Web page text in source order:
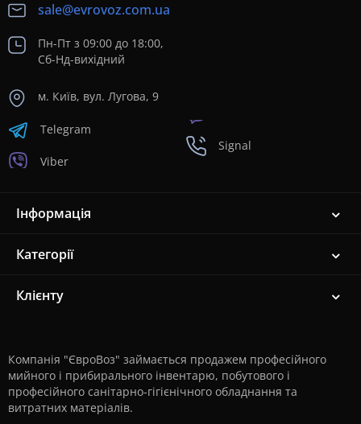
sale@evrovoz.com.ua
Пн-Пт з 09:00 до 18:00,
Сб-Нд-вихідний
м. Київ, вул. Лугова, 9
Telegram
Viber
Signal
Інформація
Категорії
Клієнту
Компанія "ЄвроВоз" займається продажем професійного
мийного і прибирального інвентарю, побутового і
професійного санітарно-гігієнічного обладнання та
витратних матеріалів.